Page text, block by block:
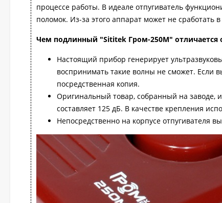
процессе работы. В идеале отпугиватель
поломок. Из-за этого аппарат может не сработать
Чем подлинный "Sititek Гром-250М" отличается
Настоящий прибор генерирует
воспринимать такие волны не сможет. Если
посредственная копия.
Оригинальный товар, собранный на заводе,
составляет 125 дБ. В качестве крепления
Непосредственно на корпусе отпугивателя